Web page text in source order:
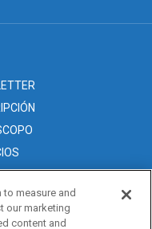
measure and
our marketing
content and